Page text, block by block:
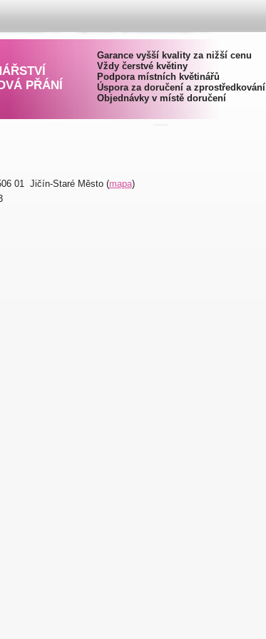
PŘÁNÍ
Garance vyšší kvality za nižší cenu
Vždy čerstvé květiny
Podpora místních květinářů
Úspora za doručení a zprostředkování
Objednávky v místě doručení
01 Jičín-Staré Město (mapa)